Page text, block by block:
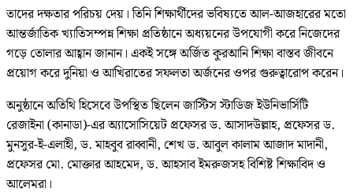
তাদের দক্ষতার পরিচয় দেয়। তিনি শিক্ষার্থীদের ভবিষ্যতে আল-আজহারের মতো
আন্তর্জাতিক খ্যাতিসম্পন্ন শিক্ষা প্রতিষ্ঠানে অধ্যয়নের উপযোগী করে নিজেদের
গড়ে তোলার আহ্বান জানান। একই সঙ্গে অর্জিত কুরআনি শিক্ষা বাস্তব জীবনে
প্রয়োগ করে দুনিয়া ও আখিরাতের সফলতা অর্জনের ওপর গুরুত্বারোপ করেন।
অনুষ্ঠানে অতিথি হিসেবে উপস্থিত ছিলেন জাস্টিস স্টাডিজ ইউনিভার্সিটি
রেজাইনা (কানাডা)-এর অ্যাসোসিয়েট প্রফেসর ড. আসাদউল্লাহ, প্রফেসর ড.
মুনসুর-ই-এলাহী, ড. মাহবুব রাব্বানী, শেখ ড. আবুল কালাম আজাদ মাদানী,
প্রফেসর মো. মোক্তার আহমেদ, ড. আহসাব ইমরুজসহ বিশিষ্ট শিক্ষাবিদ ও
আলেমরা।